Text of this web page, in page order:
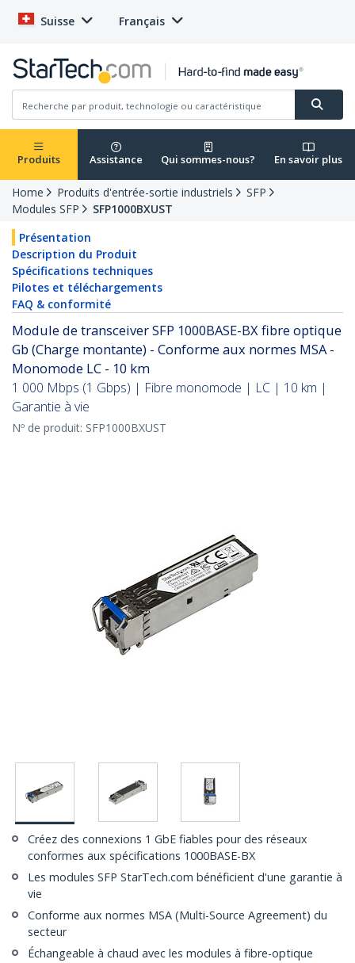
Suisse Français
Produits Assistance Qui sommes-nous? En savoir plus
Home Produits d'entrée-sortie industriels
SFP
Modules SFP
SFP1000BXUST
Présentation
Description du Produit
Spécifications techniques
Pilotes et téléchargements
FAQ & conformité
Module de transceiver SFP 1000BASE-BX fibre optique
Gb (Charge montante) - Conforme aux normes MSA -
Monomode LC - 10 km
1 000 Mbps (1 Gbps) | Fibre monomode | LC | 10 km |
Garantie à vie
Nº de produit: SFP1000BXUST
Créez des connexions 1 GbE fiables pour des réseaux
conformes aux spécifications 1000BASE-BX
Les modules SFP StarTech.com bénéficient d'une garantie à
vie
Conforme aux normes MSA (Multi-Source Agreement) du
secteur
Échangeable à chaud avec les modules à fibre-optique